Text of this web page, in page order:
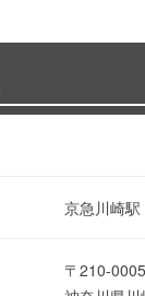
京急川崎駅
〒210-0005